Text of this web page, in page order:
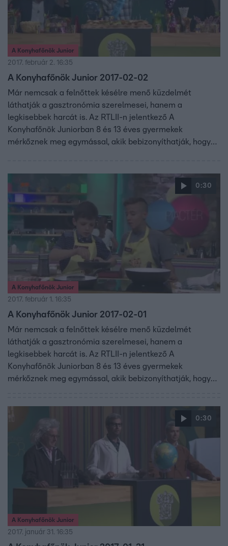
A Konyhafőnök Junior
2017. február 2. 16:35
A Konyhafőnök Junior 2017-02-02
Már nemcsak a felnőttek késélre menő küzdelmét
láthatják a gasztronómia szerelmesei, hanem a
legkisebbek harcát is. Az RTLII-n jelentkező A
Konyhafőnök Juniorban 8 és 13 éves gyermekek
mérkőznek meg egymással, akik bebizonyíthatják, hogy
vagyis Fördős Zét, Bernáth Józsefet és Vajda Pierre-t.
0:30
A Konyhafőnök Junior
2017. február 1. 16:35
A Konyhafőnök Junior 2017-02-01
Már nemcsak a felnőttek késélre menő küzdelmét
láthatják a gasztronómia szerelmesei, hanem a
legkisebbek harcát is. Az RTLII-n jelentkező A
Konyhafőnök Juniorban 8 és 13 éves gyermekek
mérkőznek meg egymással, akik bebizonyíthatják, hogy
vagyis Fördős Zét, Bernáth Józsefet és Vajda Pierre-t.
0:30
A Konyhafőnök Junior
2017. január 31. 16:35